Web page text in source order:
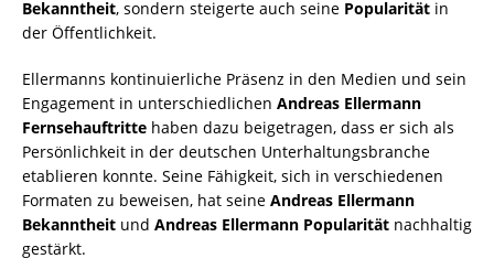
Bekanntheit, sondern steigerte auch seine Popularität in
der Öffentlichkeit.
Ellermanns kontinuierliche Präsenz in den Medien und sein
Engagement in unterschiedlichen Andreas Ellermann
Fernsehauftritte haben dazu beigetragen, dass er sich als
Persönlichkeit in der deutschen Unterhaltungsbranche
etablieren konnte. Seine Fähigkeit, sich in verschiedenen
Formaten zu beweisen, hat seine Andreas Ellermann
Bekanntheit und Andreas Ellermann Popularität nachhaltig
gestärkt.